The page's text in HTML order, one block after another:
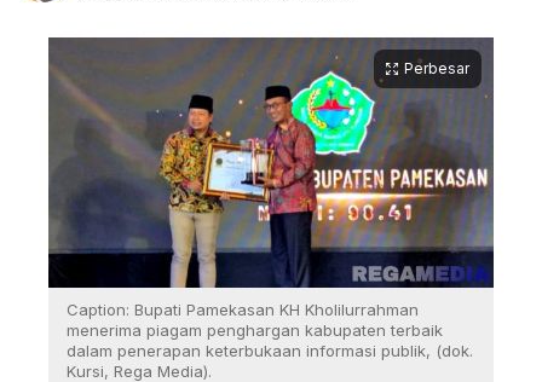
Perbesar
Caption: Bupati Pamekasan KH Kholilurrahman
menerima piagam penghargan kabupaten terbaik
dalam penerapan keterbukaan informasi publik, (dok.
Kursi, Rega Media).